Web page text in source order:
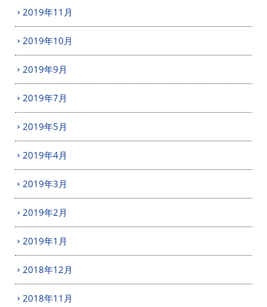
2019年11月
2019年10月
2019年9月
2019年7月
2019年5月
2019年4月
2019年3月
2019年2月
2019年1月
2018年12月
2018年11月